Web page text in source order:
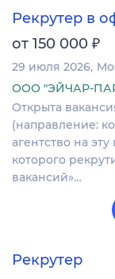
Рекрутер в
от 150 000 ₽
29 июля 2026
ООО "ЭЙЧАР-
Открыта
(направление:
агентство на
которого
вакансий»…
Рекрутер